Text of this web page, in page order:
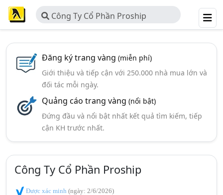
Công Ty Cổ Phần Proship
Đăng ký trang vàng (miễn phí)
Giới thiệu và tiếp cận với 250.000 nhà mua lớn và
đối tác mỗi ngày.
Quảng cáo trang vàng (nổi bật)
Đứng đầu và nổi bật nhất kết quả tìm kiếm, tiếp
cận KH trước nhất.
Công Ty Cổ Phần Proship
Được xác minh (ngày: 2/6/2026)